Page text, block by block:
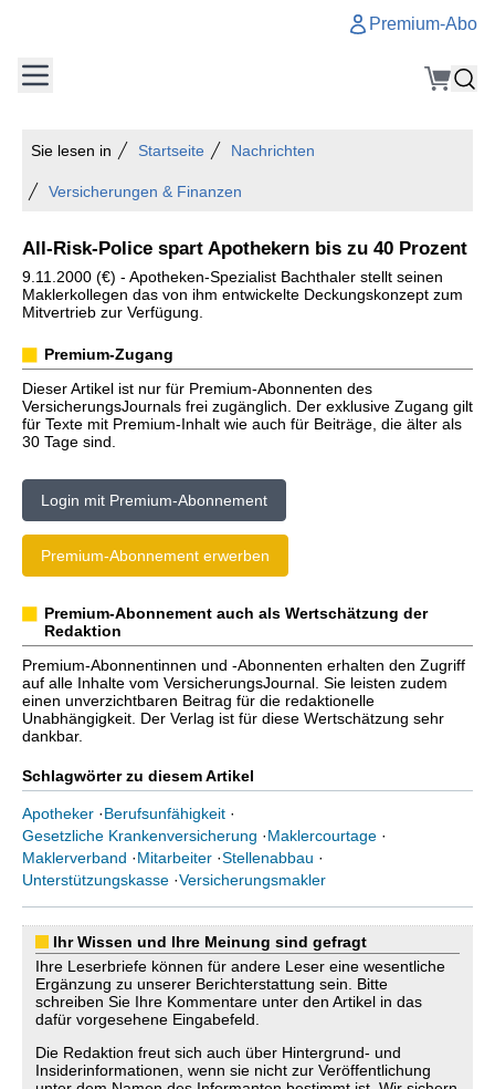
Premium-Abo
Sie lesen in Startseite Nachrichten
Versicherungen & Finanzen
All-Risk-Police spart Apothekern bis zu 40 Prozent
9.11.2000 (€) - Apotheken-Spezialist Bachthaler stellt seinen
Maklerkollegen das von ihm entwickelte Deckungskonzept zum
Mitvertrieb zur Verfügung.
Premium-Zugang
Dieser Artikel ist nur für Premium-Abonnenten des
VersicherungsJournals frei zugänglich. Der exklusive Zugang gilt
für Texte mit Premium-Inhalt wie auch für Beiträge, die älter als
30 Tage sind.
Login mit Premium-Abonnement
Premium-Abonnement erwerben
Premium-Abonnement auch als Wertschätzung der
Redaktion
Premium-Abonnentinnen und -Abonnenten erhalten den Zugriff
auf alle Inhalte vom VersicherungsJournal. Sie leisten zudem
einen unverzichtbaren Beitrag für die redaktionelle
Unabhängigkeit. Der Verlag ist für diese Wertschätzung sehr
dankbar.
Schlagwörter zu diesem Artikel
Apotheker ·Berufsunfähigkeit ·
Gesetzliche Krankenversicherung ·Maklercourtage ·
Maklerverband ·Mitarbeiter ·Stellenabbau ·
Unterstützungskasse ·Versicherungsmakler
Ihr Wissen und Ihre Meinung sind gefragt
Ihre Leserbriefe können für andere Leser eine wesentliche
Ergänzung zu unserer Berichterstattung sein. Bitte
schreiben Sie Ihre Kommentare unter den Artikel in das
dafür vorgesehene Eingabefeld.
Die Redaktion freut sich auch über Hintergrund- und
Insiderinformationen, wenn sie nicht zur Veröffentlichung